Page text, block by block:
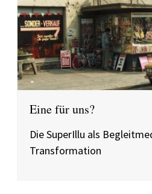
Eine für uns?
Die SuperIllu als
Transformation